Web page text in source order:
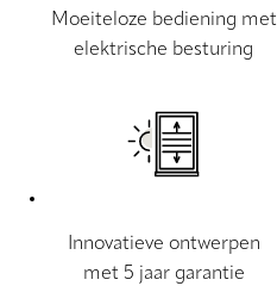
Moeiteloze bediening met
elektrische besturing
Innovatieve ontwerpen
met 5 jaar garantie